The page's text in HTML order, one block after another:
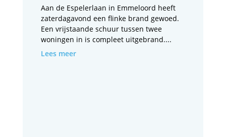
Aan de Espelerlaan in Emmeloord heeft
zaterdagavond een flinke brand gewoed.
Een vrijstaande schuur tussen twee
woningen in is compleet uitgebrand....
Lees meer